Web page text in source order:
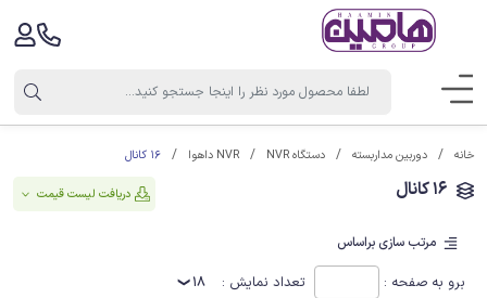
خانه دوربین مداربسته دستگاه NVR NVR داهوا 16 کانال
16 کانال دریافت لیست قیمت
مرتب سازی براساس
برو به صفحه : تعداد نمایش : 18